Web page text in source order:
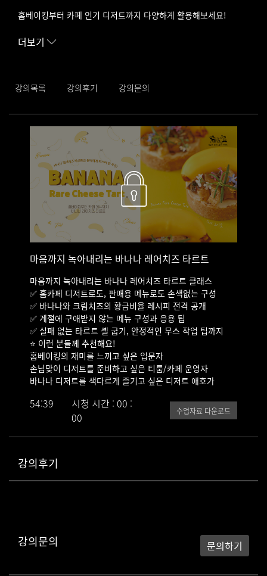
✅ 경력
- 現 프리히 오너셰프 (2023~)
홈베이킹부터 카페 인기 디저트까지 다양하게 활용해보세요!
바삭한 통밀 쿠키 타르트쉘 위에
바나나 콩포트와 향긋한 바나나 망고 크레뮤,
성해보세요❤️
더보기
강의목록 강의후기 강의문의
마음까지 녹아내리는 바나나 레어치즈 타르트
마음까지 녹아내리는 바나나 레어치즈 타르트 클래스
✅ 홈카페 디저트로도, 판매용 메뉴로도 손색없는 구성
✅ 바나나와 크림치즈의 황금비율 레시피 전격 공개
✅ 계절에 구애받지 않는 메뉴 구성과 응용 팁
✅ 실패 없는 타르트 셸 굽기, 안정적인 무스 작업 팁까지
⭐ 이런 분들께 추천해요!
홈베이킹의 재미를 느끼고 싶은 입문자
손님맞이 디저트를 준비하고 싶은 티룸/카페 운영자
바나나 디저트를 색다르게 즐기고 싶은 디저트 애호가
54:39
시청 시간 : 00 :
00
수업자료 다운로드
강의후기
강의문의 문의하기